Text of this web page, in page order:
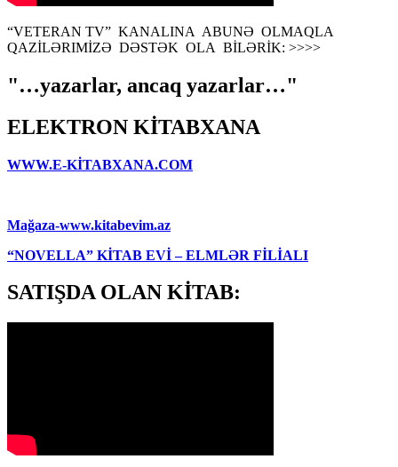
“VETERAN TV” KANALINA ABUNƏ OLMAQLA
QAZİLƏRIMİZƏ DƏSTƏK OLA BİLƏRİK: >>>>
"…yazarlar, ancaq yazarlar…"
ELEKTRON KİTABXANA
WWW.E-KİTABXANA.COM
Mağaza-www.kitabevim.az
“NOVELLA” KİTAB EVİ – ELMLƏR FİLİALI
SATIŞDA OLAN KİTAB: